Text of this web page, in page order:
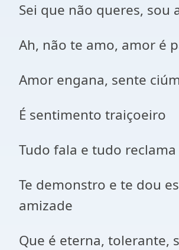
Sei que não queres, sou
Ah, não te amo, amor é
Amor engana, sente
É sentimento traiçoeiro
Tudo fala e tudo reclama
Te demonstro e te dou
amizade
Que é eterna, tolerante,